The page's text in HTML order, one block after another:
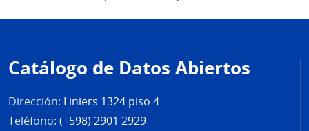
de
página
Catálogo de Datos Abiertos
Dirección: Liniers 1324 piso 4
Teléfono: (+598) 2901 2929